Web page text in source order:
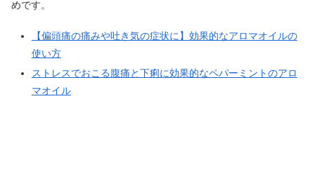
めです。
【偏頭痛の痛みや吐き気の症状に】効果的なアロマオイルの
使い方
ストレスでおこる腹痛と下痢に効果的なペパーミントのアロ
マオイル